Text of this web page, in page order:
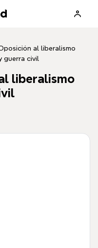
Oposición al liberalismo
guerra civil
liberalismo